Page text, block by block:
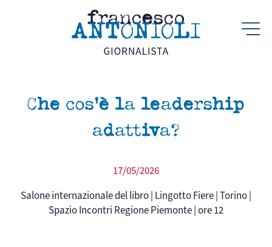
Che cos’è la leadership
adattiva?
17/05/2026
Salone internazionale del libro | Lingotto Fiere | Torino |
Spazio Incontri Regione Piemonte | ore 12